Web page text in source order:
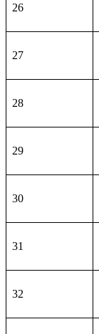
26
27
28
29
30
31
32